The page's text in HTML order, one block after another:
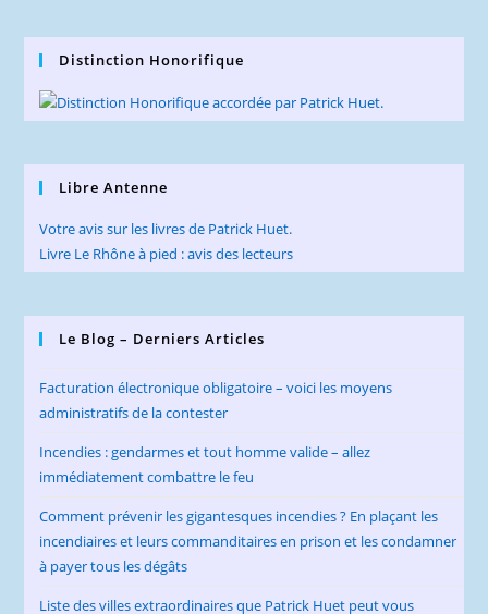
Distinction Honorifique
Libre Antenne
Votre avis sur les livres de Patrick Huet.
Livre Le Rhône à pied : avis des lecteurs
Le Blog – Derniers Articles
Facturation électronique obligatoire – voici les moyens
administratifs de la contester
Incendies : gendarmes et tout homme valide – allez
immédiatement combattre le feu
Comment prévenir les gigantesques incendies ? En plaçant les
incendiaires et leurs commanditaires en prison et les condamner
à payer tous les dégâts
Liste des villes extraordinaires que Patrick Huet peut vous